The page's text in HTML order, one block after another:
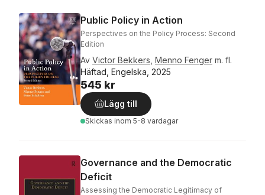
Public Policy in Action
Perspectives on the Policy Process: Second
Edition
Av Victor Bekkers Menno Fenger m. fl.
Häftad, Engelska, 2025
545 kr
Lägg till
Skickas inom 5-8 vardagar
Governance and the Democratic
Deficit
Assessing the Democratic Legitimacy of